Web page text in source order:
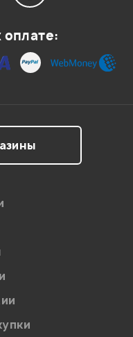
данных в
обработки